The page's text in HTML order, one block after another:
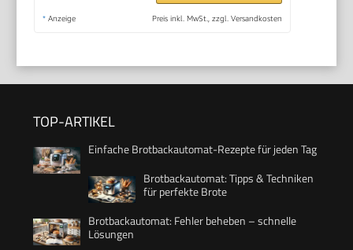
* Anzeige Preis inkl. MwSt., zzgl. Versandkosten
TOP-ARTIKEL
Einfache Brotbackautomat-Rezepte für jeden Tag
Brotbackautomat: Tipps & Techniken
für perfekte Brote
Brotbackautomat: Fehler beheben – schnelle
Lösungen